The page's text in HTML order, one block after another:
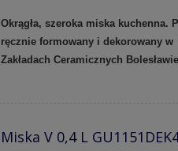
Okrągła, szeroka miska kuchenna.
ręcznie formowany i dekorowany w
Zakładach Ceramicznych
Miska V 0,4 L